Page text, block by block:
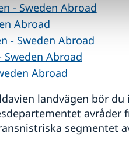
- Sweden Abroad
Abroad
- Sweden Abroad
Sweden Abroad
Abroad
landvägen bör du
avråder
segmentet